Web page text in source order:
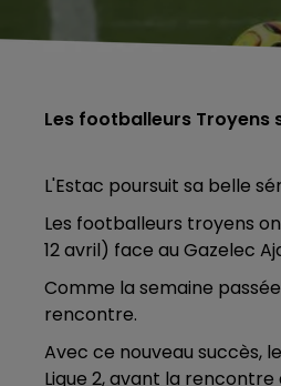
Les footballeurs Troyens
L'Estac poursuit sa belle
Les footballeurs troyens
12 avril) face au Gazelec
Comme la semaine
rencontre.
Avec ce nouveau succès,
Ligue 2, avant la rencontre